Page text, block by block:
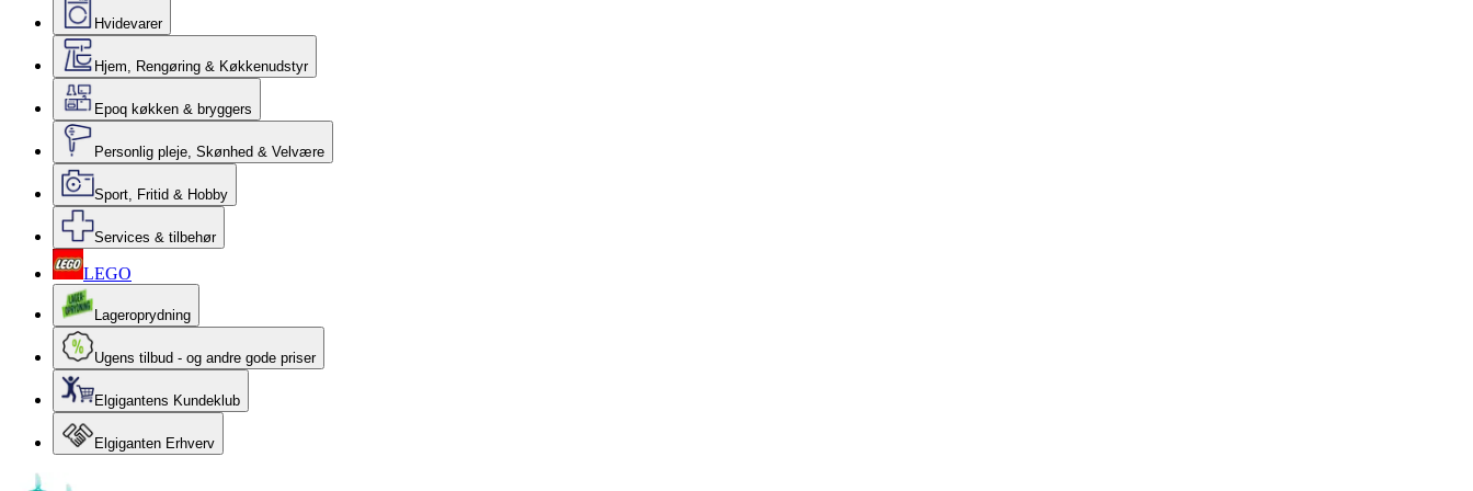
Hvidevarer
Hjem, Rengøring & Køkkenudstyr
Epoq køkken & bryggers
Personlig pleje, Skønhed & Velvære
Sport, Fritid & Hobby
Services & tilbehør
LEGO
Lageroprydning
Ugens tilbud - og andre gode priser
Elgigantens Kundeklub
Elgiganten Erhverv